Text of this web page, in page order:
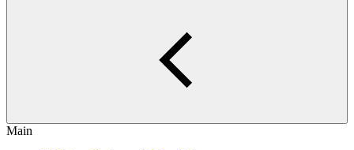
Main